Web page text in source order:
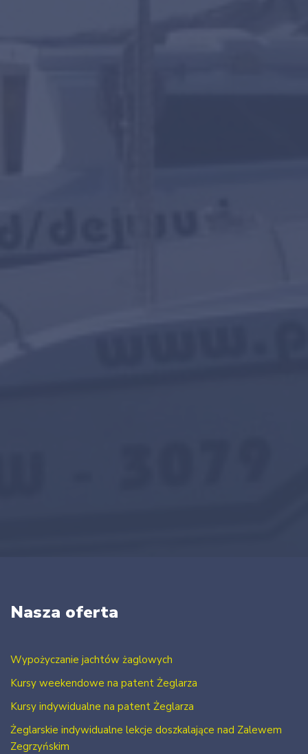
Nasza oferta
Wypożyczanie jachtów żaglowych
Kursy weekendowe na patent Żeglarza
Kursy indywidualne na patent Żeglarza
Żeglarskie indywidualne lekcje doszkalające nad Zalewem
Zegrzyńskim